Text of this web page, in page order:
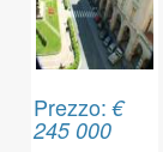
Prezzo:€
245 000